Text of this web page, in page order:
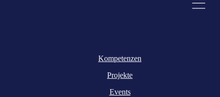
Kompetenzen
Projekte
Events